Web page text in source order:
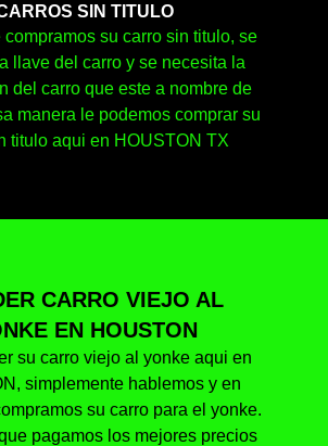
SIN TITULO
compramos su carro sin titulo, se
llave del carro y se necesita la
del carro que este a nombre de
manera le podemos comprar su
titulo aqui en HOUSTON TX
CARRO VIEJO AL
EN HOUSTON
su carro viejo al yonke aqui en
simplemente hablemos y en
su carro para el yonke.
pagamos los mejores precios